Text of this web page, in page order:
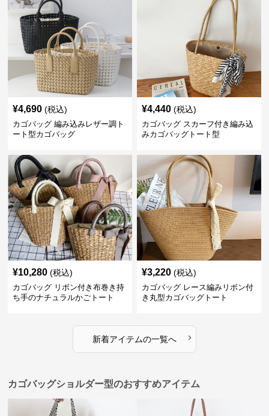
¥4,690 (税込)
カゴバッグ 編み込みレザー調ト
ート型カゴバッグ
¥4,440 (税込)
カゴバッグ スカーフ付き編み込
みカゴバッグトート型
¥10,280 (税込)
カゴバッグ リボン付き布巻き持
ち手のナチュラルかごトート
¥3,220 (税込)
カゴバッグ レース編みリボン付
き丸型カゴバッグトート
新着アイテムの一覧へ ›
カゴバッグショルダー型のおすすめアイテム